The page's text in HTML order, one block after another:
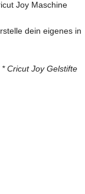
Joy Maschine
dein eigenes in
Cricut Joy Gelstifte